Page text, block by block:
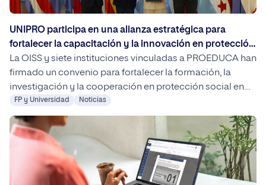
UNIPRO participa en una alianza estratégica para
fortalecer la capacitación y la innovación en protección
social iberoamericana
La OISS y siete instituciones vinculadas a PROEDUCA han
firmado un convenio para fortalecer la formación, la
investigación y la cooperación en protección social en
Iberoamérica. El acuerdo impulsará iniciativas conjuntas
orientadas a la internacionalización, la innovación
académica y el desarrollo de profesionales cualificados
en este ámbito.
FP y Universidad Noticias